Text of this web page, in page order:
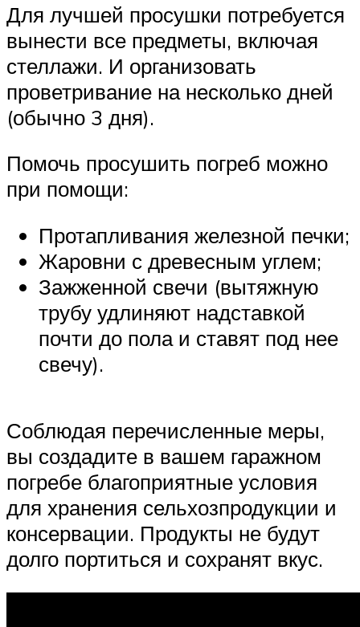
Для лучшей просушки потребуется
вынести все предметы, включая
стеллажи. И организовать
проветривание на несколько дней
(обычно 3 дня).
Помочь просушить погреб можно
при помощи:
Протапливания железной печки;
Жаровни с древесным углем;
Зажженной свечи (вытяжную
трубу удлиняют надставкой
почти до пола и ставят под нее
свечу).
Соблюдая перечисленные меры,
вы создадите в вашем гаражном
погребе благоприятные условия
для хранения сельхозпродукции и
консервации. Продукты не будут
долго портиться и сохранят вкус.